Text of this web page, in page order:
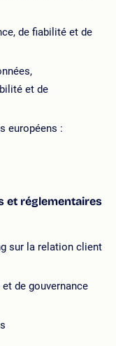
de fiabilité et de
et de
européens :
et réglementaires
sur la relation client
de gouvernance